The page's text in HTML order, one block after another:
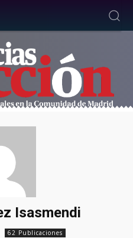
Isasmendi
62 Publicaciones